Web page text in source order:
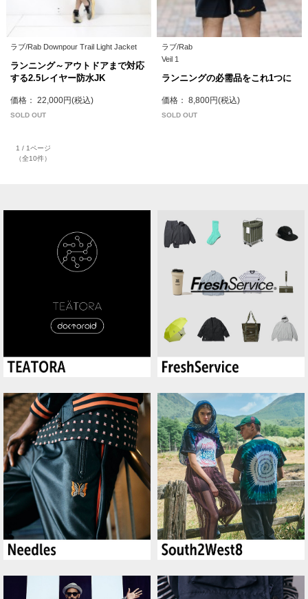
ラブ/Rab Downpour Trail Light Jacket
ランニング～アウトドアまで対応
する2.5レイヤー防水JK
価格： 22,000円(税込)
SOLD OUT
ラブ/Rab
Veil 1
ランニングの必需品をこれ1つに
価格： 8,800円(税込)
SOLD OUT
1 / 1ページ
（全10件）